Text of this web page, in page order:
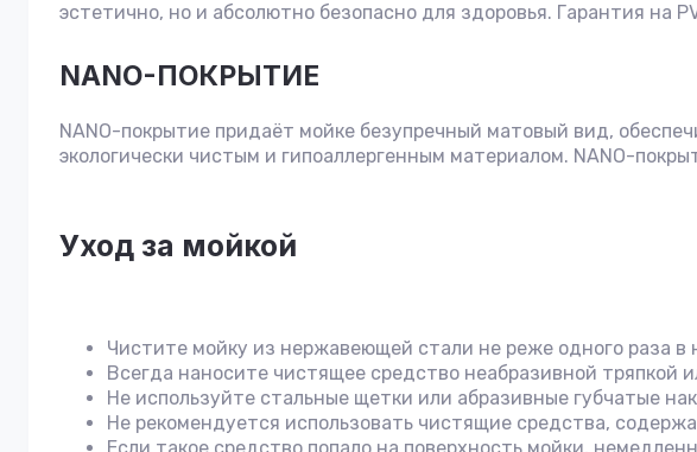
эстетично, но и абсолютно безопасно для здоровья. Гарантия на
NANO-ПОКРЫТИЕ
NANO-покрытие придаёт мойке безупречный матовый вид,
экологически чистым и гипоаллергенным материалом. NANO-
Уход за мойкой
Чистите мойку из нержавеющей стали не реже одного раза в
Всегда наносите чистящее средство неабразивной тряпкой
Не используйте стальные щетки или абразивные губчатые
Не рекомендуется использовать чистящие средства,